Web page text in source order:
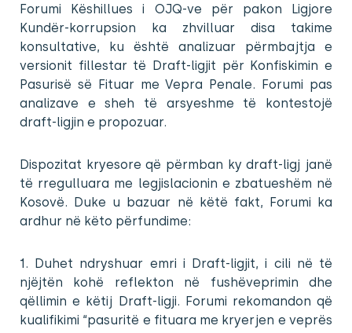
Forumi Këshillues i OJQ-ve për pakon Ligjore
Kundër-korrupsion ka zhvilluar disa takime
konsultative, ku është analizuar përmbajtja e
versionit fillestar të Draft-ligjit për Konfiskimin e
Pasurisë së Fituar me Vepra Penale. Forumi pas
analizave e sheh të arsyeshme të kontestojë
draft-ligjin e propozuar.
Dispozitat kryesore që përmban ky draft-ligj janë
të rregulluara me legjislacionin e zbatueshëm në
Kosovë. Duke u bazuar në këtë fakt, Forumi ka
ardhur në këto përfundime:
1. Duhet ndryshuar emri i Draft-ligjit, i cili në të
njëjtën kohë reflekton në fushëveprimin dhe
qëllimin e këtij Draft-ligji. Forumi rekomandon që
kualifikimi “pasuritë e fituara me kryerjen e veprës